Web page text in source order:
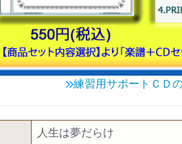
練習用サポートＣＤ
人生は夢だらけ